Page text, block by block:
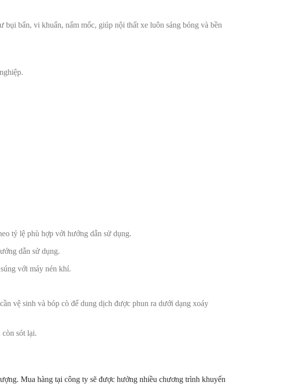
bẩn, vi khuẩn, nấm mốc, giúp nội thất xe luôn sáng bóng và bền
tỷ lệ phù hợp với hướng dẫn sử dụng.
dẫn sử dụng.
với máy nén khí.
vệ sinh và bóp cò để dung dịch được phun ra dưới dạng xoáy
sót lại.
Mua hàng tại công ty sẽ được hưởng nhiều chương trình khuyến